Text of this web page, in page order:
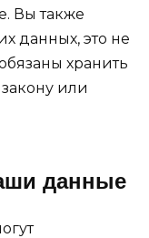
Вы также
данных, это не
хранить
или
данные